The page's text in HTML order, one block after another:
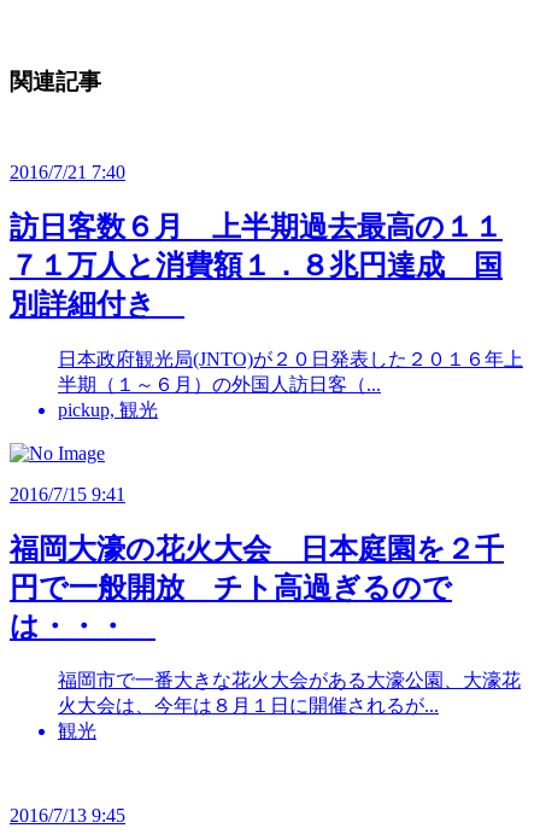
関連記事
2016/7/21 7:40
訪日客数６月 上半期過去最高の１１
７１万人と消費額１．８兆円達成 国
別詳細付き
日本政府観光局(JNTO)が２０日発表した２０１６年上
半期（１～６月）の外国人訪日客（...
pickup, 観光
2016/7/15 9:41
福岡大濠の花火大会 日本庭園を２千
円で一般開放 チト高過ぎるので
は・・・
福岡市で一番大きな花火大会がある大濠公園、大濠花
火大会は、今年は８月１日に開催されるが...
観光
2016/7/13 9:45